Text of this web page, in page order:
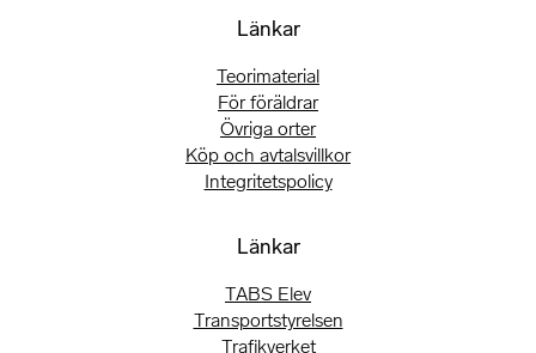
Länkar
Teorimaterial
För föräldrar
Övriga orter
Köp och avtalsvillkor
Integritetspolicy
Länkar
TABS Elev
Transportstyrelsen
Trafikverket